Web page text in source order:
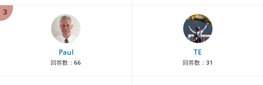
3
Paul
回答数： 66
TE
回答数： 31